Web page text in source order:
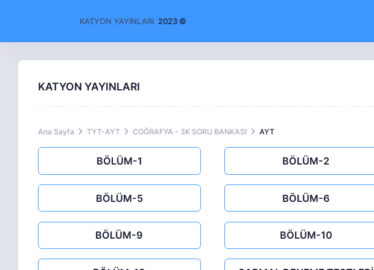
KATYON YAYINLARI 2023 ©
KATYON YAYINLARI
Ana Sayfa TYT-AYT COĞRAFYA - 3K SORU BANKASI AYT
BÖLÜM-1 BÖLÜM-2
BÖLÜM-5 BÖLÜM-6
BÖLÜM-9 BÖLÜM-10